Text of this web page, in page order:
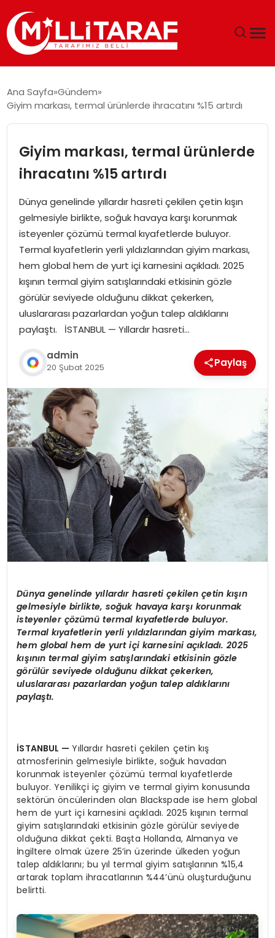
ÖZEL SAYFALAR
TEKNOLOJI
EKONOMI
SPOR
SIYASET
MAGAZIN
Ana Sayfa Gündem
Giyim markası, termal ürünlerde ihracatını %15 artırdı
Giyim markası, termal ürünlerde
ihracatını %15 artırdı
Dünya genelinde yıllardır hasreti çekilen çetin kışın
gelmesiyle birlikte, soğuk havaya karşı korunmak
isteyenler çözümü termal kıyafetlerde buluyor.
Termal kıyafetlerin yerli yıldızlarından giyim markası,
hem global hem de yurt içi karnesini açıkladı. 2025
kışının termal giyim satışlarındaki etkisinin gözle
görülür seviyede olduğunu dikkat çekerken,
uluslararası pazarlardan yoğun talep aldıklarını
paylaştı. İSTANBUL — Yıllardır hasreti…
admin
20 Şubat 2025 Paylaş
Dünya genelinde yıllardır hasreti çekilen çetin kışın
gelmesiyle birlikte, soğuk havaya karşı korunmak
isteyenler çözümütermal kıyafetlerde buluyor.
Termal kıyafetlerin yerli yıldızlarından giyim markası,
hem global hem de yurt içi karnesini açıkladı. 2025
kışının termal giyim satışlarındaki etkisinin gözle
görülür seviyede olduğunu dikkat çekerken,
uluslararası pazarlardan yoğun talep aldıklarını
paylaştı.
İSTANBUL —Yıllardır hasreti çekilen çetin kış
atmosferinin gelmesiyle birlikte, soğuk havadan
korunmak isteyenler çözümü termal kıyafetlerde
buluyor. Yenilikçi iç giyim ve termal giyim konusunda
sektörün öncülerinden olan Blackspade ise hem global
hem de yurt içi karnesini açıkladı. 2025 kışının termal
giyim satışlarındaki etkisinin gözle görülür seviyede
olduğuna dikkat çekti. Başta Hollanda, Almanya ve
İngiltere olmak üzere 25’in üzerinde ülkeden yoğun
talep aldıklarını; bu yıl termal giyim satışlarının %15,4
artarak toplam ihracatlarının %44’ünü oluşturduğunu
belirtti.